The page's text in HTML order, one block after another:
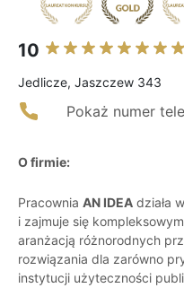
10
Jedlicze, Jaszczew 343
Pokaż numer
O firmie:
Pracownia AN IDEA działa
i zajmuje się
aranżacją różnorodnych
rozwiązania dla zarówno
instytucji użyteczności